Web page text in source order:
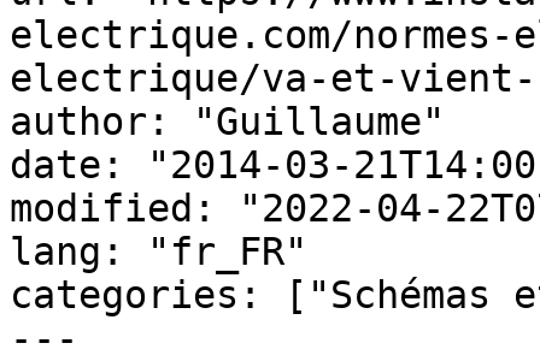
electrique.com/
electrique/va-et-
author: "Guillaume"
date: "2014-03-
modified: "2022-04-
lang: "fr_FR"
categories:
---